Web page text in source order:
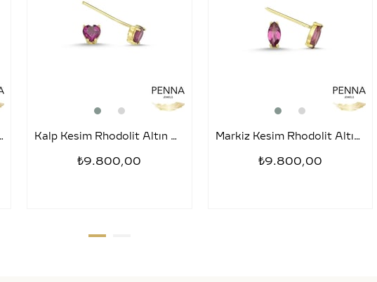
Küpe- Amore Kalp Kesim Rhodolit Altın Küpe- Amore
₺9.800,00
Markiz Kesim Rhodolit Altın Stud Küpe
₺9.800,00